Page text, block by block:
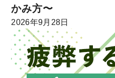
かみ方〜
2026年9月28日